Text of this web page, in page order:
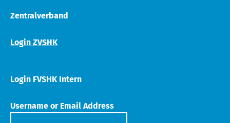
Zentralverband
Login ZVSHK
Login FVSHK Intern
Username or Email Address